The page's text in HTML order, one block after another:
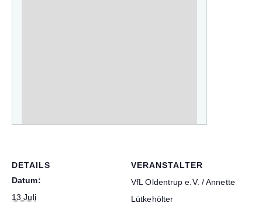
DETAILS
Datum:
13 Juli
VERANSTALTER
VfL Oldentrup e.V. / Annette
Lütkehölter